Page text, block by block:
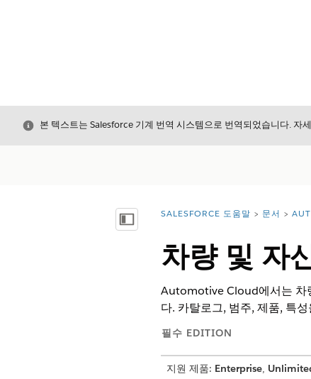
닫기본 텍스트는 Salesforce 기계 번역 시스템으로 번역되었습니다. 자
목차 표시 위치:
SALESFORCE 도움말 문서
차량 및 자
Automotive Cloud에서는 차
다. 카탈로그, 범주, 제품, 특
필수 EDITION
지원 제품: Enterprise,